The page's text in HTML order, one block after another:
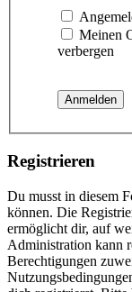
Meinen
verbergen
Registrieren
Du musst in diesem
können. Die
ermöglicht dir, auf
Administration kann
Berechtigungen